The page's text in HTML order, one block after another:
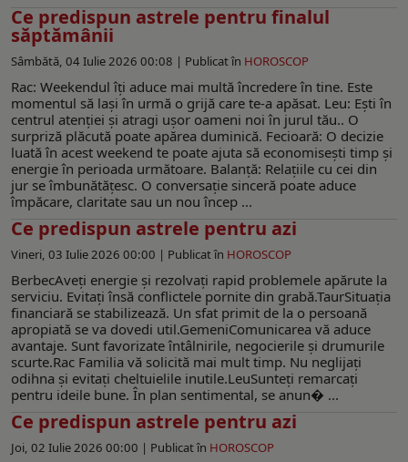
Ce predispun astrele pentru finalul
săptămânii
Sâmbătă, 04 Iulie 2026 00:08 | Publicat în HOROSCOP
Rac: Weekendul îți aduce mai multă încredere în tine. Este
momentul să lași în urmă o grijă care te-a apăsat. Leu: Ești în
centrul atenției și atragi ușor oameni noi în jurul tău.. O
surpriză plăcută poate apărea duminică. Fecioară: O decizie
luată în acest weekend te poate ajuta să economisești timp și
energie în perioada următoare. Balanță: Relațiile cu cei din
jur se îmbunătățesc. O conversație sinceră poate aduce
împăcare, claritate sau un nou încep ...
Ce predispun astrele pentru azi
Vineri, 03 Iulie 2026 00:00 | Publicat în HOROSCOP
BerbecAveți energie și rezolvați rapid problemele apărute la
serviciu. Evitați însă conflictele pornite din grabă.TaurSituația
financiară se stabilizează. Un sfat primit de la o persoană
apropiată se va dovedi util.GemeniComunicarea vă aduce
avantaje. Sunt favorizate întâlnirile, negocierile și drumurile
scurte.Rac Familia vă solicită mai mult timp. Nu neglijați
odihna și evitați cheltuielile inutile.LeuSunteți remarcați
pentru ideile bune. În plan sentimental, se anun� ...
Ce predispun astrele pentru azi
Joi, 02 Iulie 2026 00:00 | Publicat în HOROSCOP